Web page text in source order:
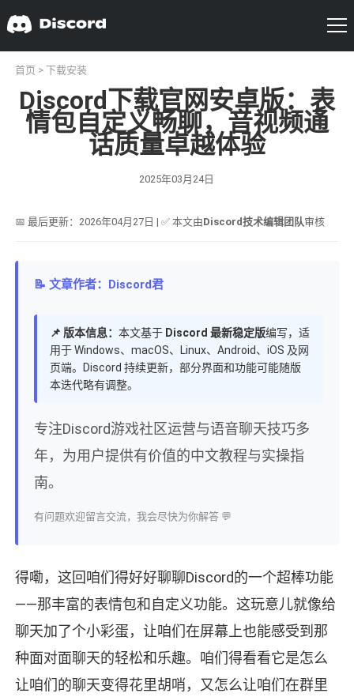
首页 > 下载安装
Discord下载官网安卓版：表
情包自定义畅聊，音视频通
话质量卓越体验
2025年03月24日
📅 最后更新：2026年04月27日 | ✅ 本文由Discord技术编辑团队审核
📝 文章作者：Discord君
📌 版本信息： 本文基于 Discord 最新稳定版编写，适
用于 Windows、macOS、Linux、Android、iOS 及网
页端。Discord 持续更新，部分界面和功能可能随版
本迭代略有调整。
专注Discord游戏社区运营与语音聊天技巧多
年，为用户提供有价值的中文教程与实操指
南。
有问题欢迎留言交流，我会尽快为你解答 💬
得嘞，这回咱们得好好聊聊Discord的一个超棒功能
——那丰富的表情包和自定义功能。这玩意儿就像给
聊天加了个小彩蛋，让咱们在屏幕上也能感受到那
种面对面聊天的轻松和乐趣。咱们得看看它是怎么
让咱们的聊天变得花里胡哨，又怎么让咱们在群里